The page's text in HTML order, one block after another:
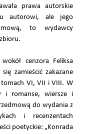
prawa autorskie
autorowi, ale jego
to wydawcy
cenzora Feliksa
zamieścić zakazane
tomach VI, VII i VIII. W
i romanse, wiersze i
do wydania z
i recenzentach
poetyckie: „Konrada